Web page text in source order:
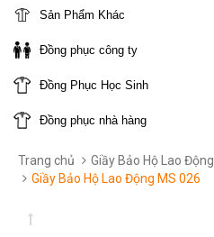
Sản Phẩm Khác
Đồng phục công ty
Đồng Phục Học Sinh
Đồng phục nhà hàng
Trang chủ
Giầy Bảo Hộ Lao Động
Giầy Bảo Hộ Lao Động MS 026